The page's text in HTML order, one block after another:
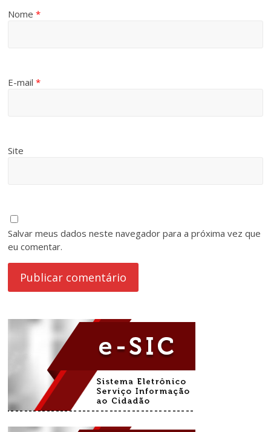
Nome*
E-mail*
Site
Salvar meus dados neste navegador para a próxima vez que
eu comentar.